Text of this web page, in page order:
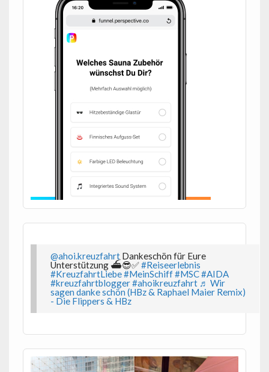
@ahoi.kreuzfahrt Dankeschön für Eure
Unterstützung ⛴️😎✅#Reiseerlebnis
#KreuzfahrtLiebe#MeinSchiff#MSC#AIDA
#kreuzfahrtblogger#ahoikreuzfahrt ♬ Wir
sagen danke schön (HBz & Raphael Maier Remix)
- Die Flippers & HBz